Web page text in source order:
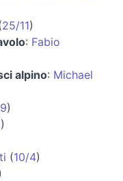
25/11)
: Fabio
alpino: Michael
)
)
(10/4)